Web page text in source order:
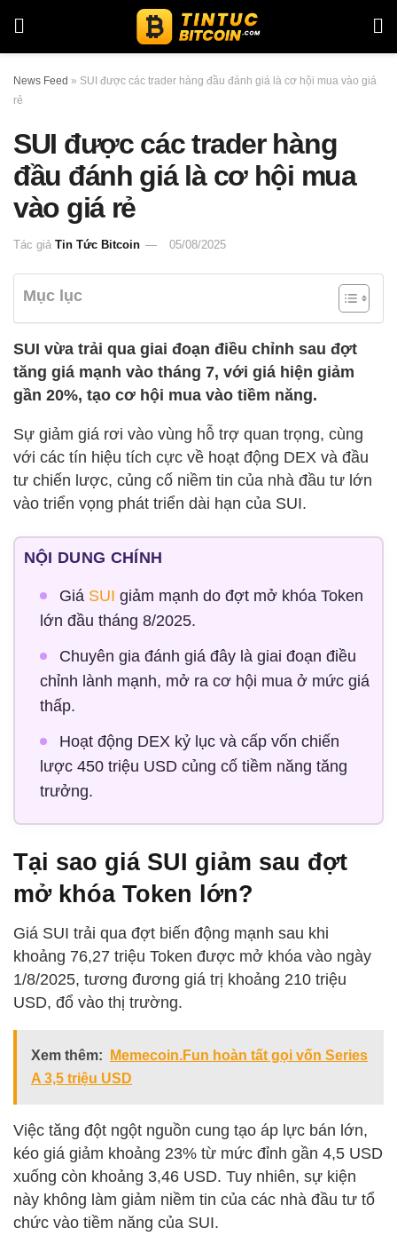
News Feed » SUI được các trader hàng đầu đánh giá là cơ hội mua vào giá
rẻ
SUI được các trader hàng
đầu đánh giá là cơ hội mua
vào giá rẻ
Tác giả Tin Tức Bitcoin 05/08/2025
Mục lục
SUI vừa trải qua giai đoạn điều chỉnh sau đợt
tăng giá mạnh vào tháng 7, với giá hiện giảm
gần 20%, tạo cơ hội mua vào tiềm năng.
Sự giảm giá rơi vào vùng hỗ trợ quan trọng, cùng
với các tín hiệu tích cực về hoạt động DEX và đầu
tư chiến lược, củng cố niềm tin của nhà đầu tư lớn
vào triển vọng phát triển dài hạn của SUI.
NỘI DUNG CHÍNH
Giá SUI giảm mạnh do đợt mở khóa Token
lớn đầu tháng 8/2025.
Chuyên gia đánh giá đây là giai đoạn điều
chỉnh lành mạnh, mở ra cơ hội mua ở mức giá
thấp.
Hoạt động DEX kỷ lục và cấp vốn chiến
lược 450 triệu USD củng cố tiềm năng tăng
trưởng.
Tại sao giá SUI giảm sau đợt
mở khóa Token lớn?
Giá SUI trải qua đợt biến động mạnh sau khi
khoảng 76,27 triệu Token được mở khóa vào ngày
1/8/2025, tương đương giá trị khoảng 210 triệu
USD, đổ vào thị trường.
Xem thêm:
Memecoin.Fun hoàn tất gọi vốn Series
A 3,5 triệu USD
Việc tăng đột ngột nguồn cung tạo áp lực bán lớn,
kéo giá giảm khoảng 23% từ mức đỉnh gần 4,5 USD
xuống còn khoảng 3,46 USD. Tuy nhiên, sự kiện
này không làm giảm niềm tin của các nhà đầu tư tổ
chức vào tiềm năng của SUI.